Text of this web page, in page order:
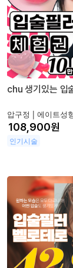
chu 생기있는 입
압구정 | 에이트성
원
인기시술